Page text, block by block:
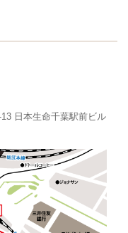
日本生命千葉駅前ビル